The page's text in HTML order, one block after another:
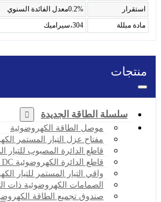
استقرار
0.2%معدل الفائدة السنوي
مادة مبللة
304،سيراميك
منتجات
سلسلة الطاقة الجديدة
موصل الطاقة الكهروضوئية
مفتاح عزل التيار المستمر
قاطع الدائرة المصبوب
قاطع الدائرة الكهروضوئية DC المصغر
واقي التيار المستمر للتيار
الصمامات الكهروضوئية ذات
صندوق تجميع الطاقة